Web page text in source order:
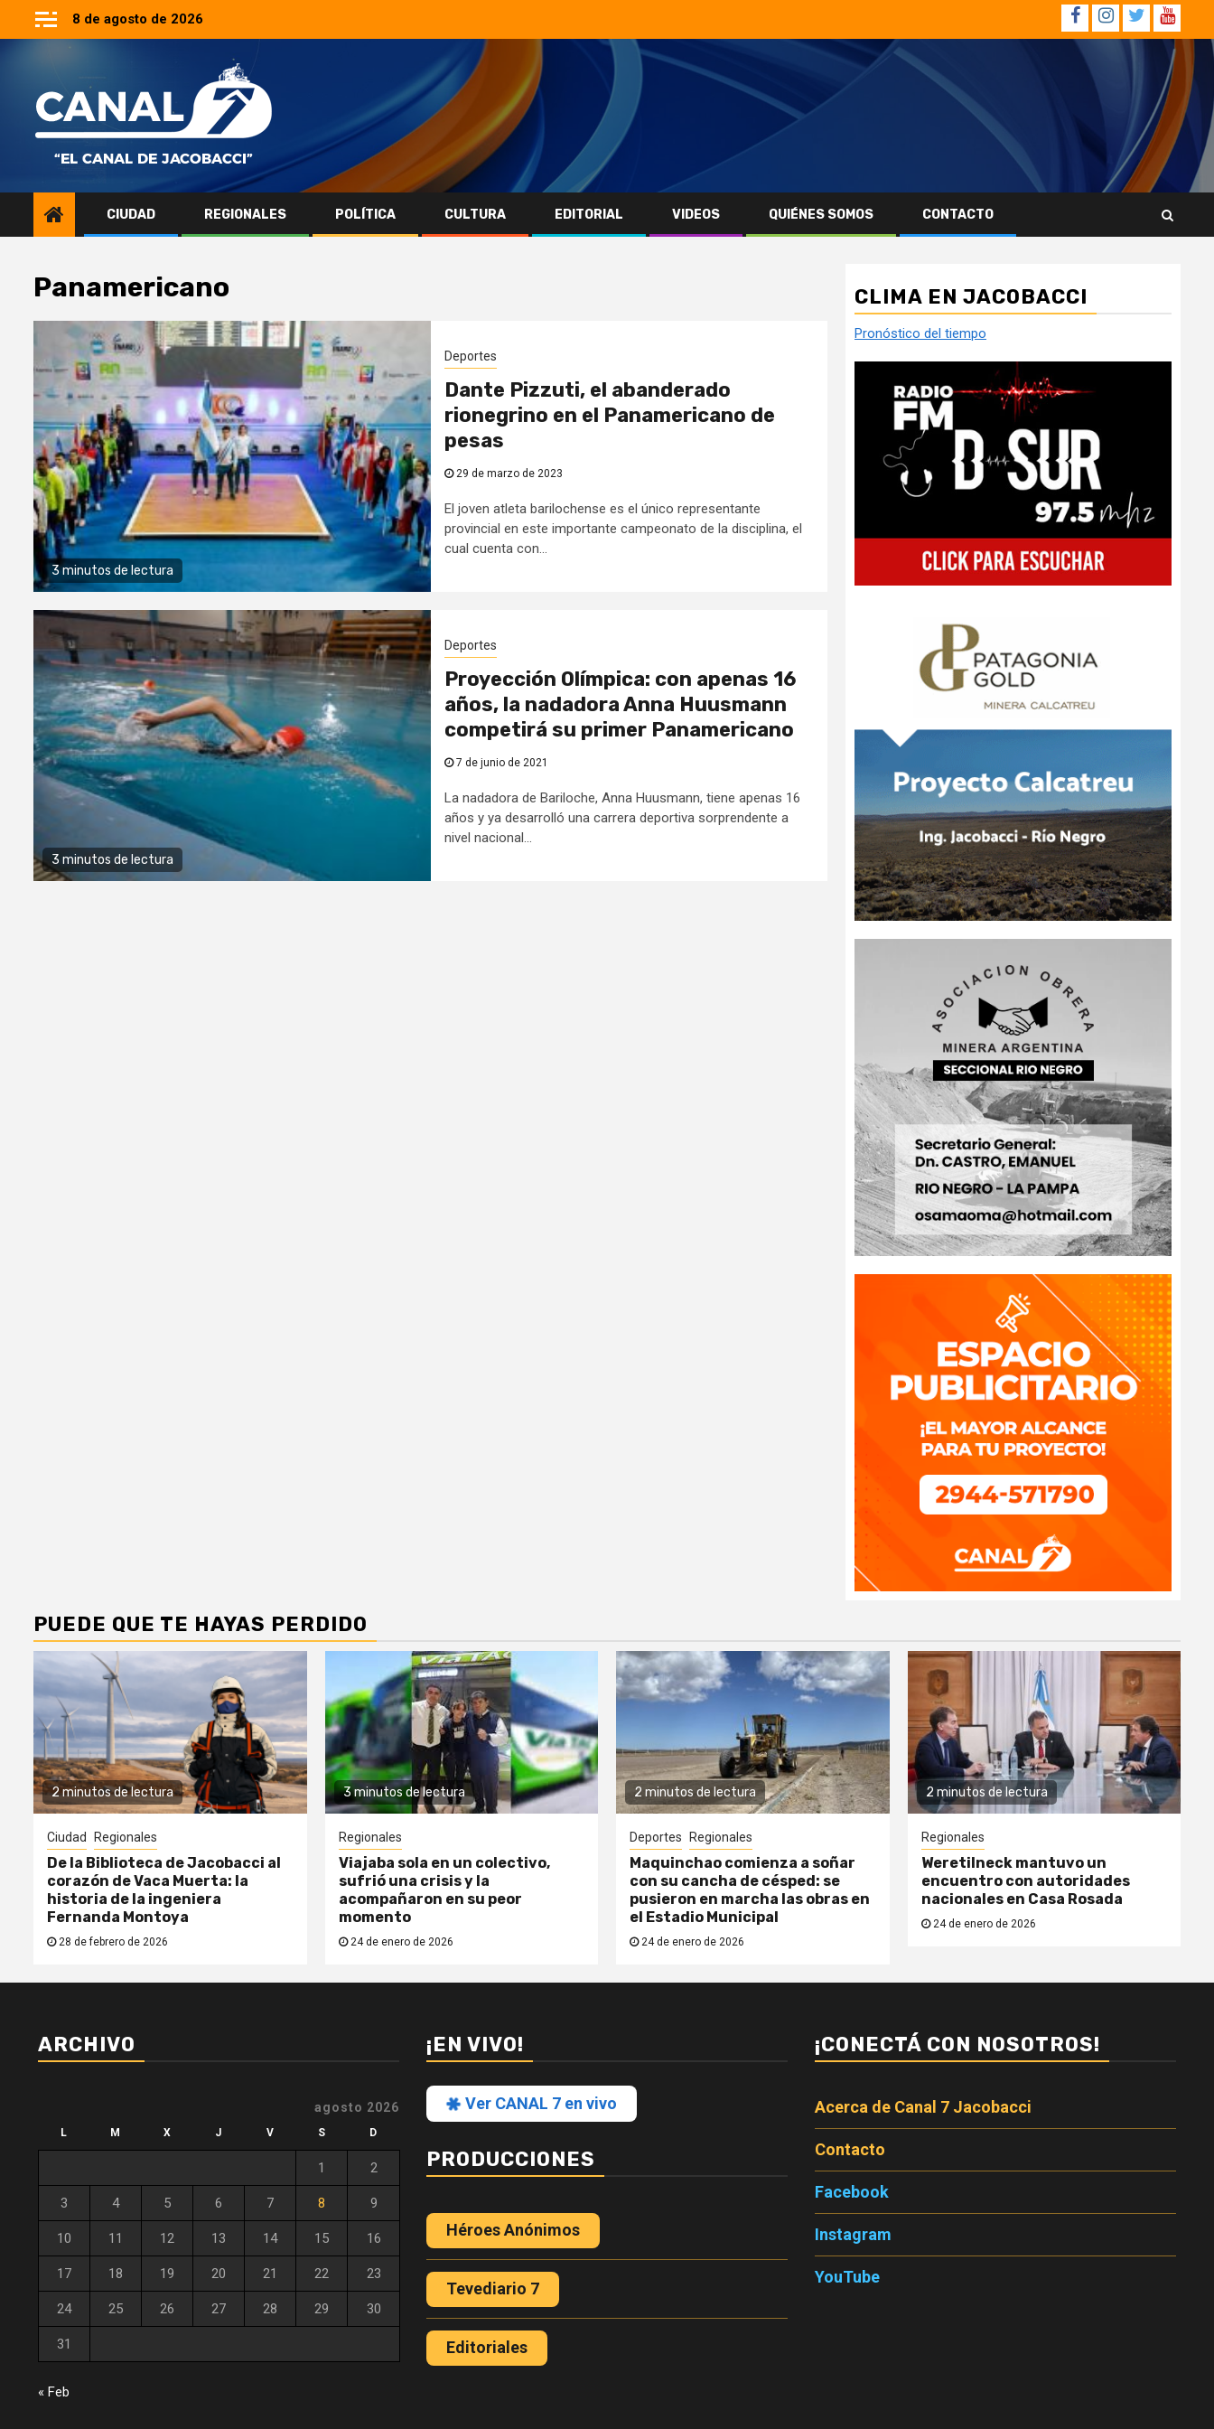
8 de agosto de 2026 Facebook
Instagram
Twitter
CIUDAD REGIONALES POLÍTICA CULTURA EDITORIAL VIDEOS QUIÉNES SOMOS CONTACTO
Panamericano
3 minutos de lectura
Deportes
Dante Pizzuti, el abanderado
rionegrino en el Panamericano de
pesas
29 de marzo de 2023
El joven atleta barilochense es el único representante
provincial en este importante campeonato de la disciplina, el
cual cuenta con...
3 minutos de lectura
Deportes
Proyección Olímpica: con apenas 16
años, la nadadora Anna Huusmann
competirá su primer Panamericano
7 de junio de 2021
La nadadora de Bariloche, Anna Huusmann, tiene apenas 16
años y ya desarrolló una carrera deportiva sorprendente a
nivel nacional...
CLIMA EN JACOBACCI
Pronóstico del tiempo
PUEDE QUE TE HAYAS PERDIDO
2 minutos de lectura
Ciudad Regionales
De la Biblioteca de Jacobacci al
corazón de Vaca Muerta: la
historia de la ingeniera
Fernanda Montoya
28 de febrero de 2026
3 minutos de lectura
Regionales
Viajaba sola en un colectivo,
sufrió una crisis y la
acompañaron en su peor
momento
24 de enero de 2026
2 minutos de lectura
Deportes Regionales
Maquinchao comienza a soñar
con su cancha de césped: se
pusieron en marcha las obras en
el Estadio Municipal
24 de enero de 2026
2 minutos de lectura
Regionales
Weretilneck mantuvo un
encuentro con autoridades
nacionales en Casa Rosada
24 de enero de 2026
ARCHIVO
agosto 2026
L M X J V S D
1 2
3 4 5 6 7 8 9
10 11 12 13 14 15 16
17 18 19 20 21 22 23
24 25 26 27 28 29 30
31
« Feb
¡EN VIVO!
Ver CANAL 7 en vivo
PRODUCCIONES
Héroes Anónimos
Tevediario 7
Editoriales
¡CONECTÁ CON NOSOTROS!
Acerca de Canal 7 Jacobacci
Contacto
Facebook
Instagram
YouTube